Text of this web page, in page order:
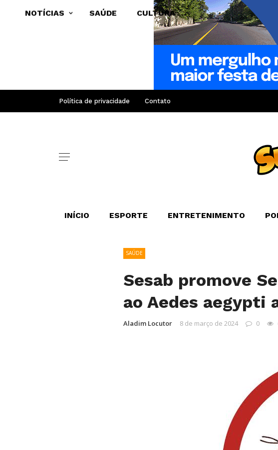
Política de privacidade Contato
INÍCIO ESPORTE ENTRETENIMENTO
NOTÍCIAS SAÚDE CULTURA
SAÚDE
Sesab promove
ao Aedes aegypti
Aladim Locutor 8 de março de 2024 0